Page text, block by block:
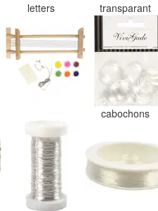
letters transparant
cabochons